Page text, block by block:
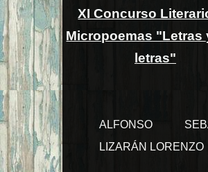
XI Concurso
Micropoemas "Letras
letras"
ALFONSO
LIZARÁN LORENZO